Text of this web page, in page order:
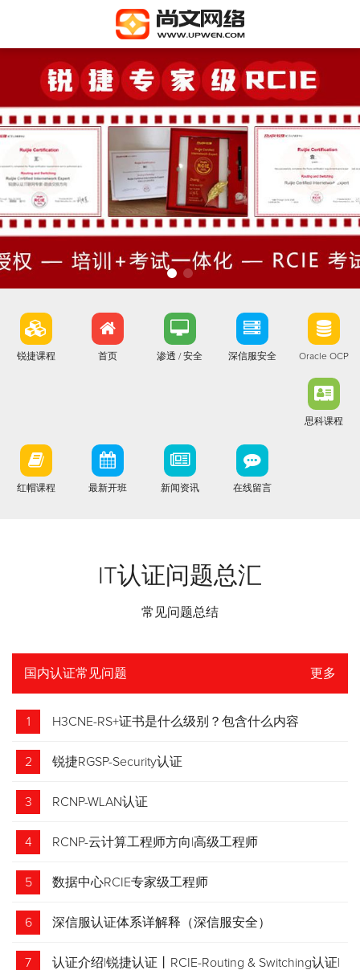
锐捷课程 首页 渗透 / 安全 深信服安全 Oracle OCP
思科课程
红帽课程 最新开班 新闻资讯 在线留言
IT认证问题总汇
常见问题总结
国内认证常见问题 更多
1 H3CNE-RS+证书是什么级别？包含什么内容
2 锐捷RGSP-Security认证
3 RCNP-WLAN认证
4 RCNP-云计算工程师方向|高级工程师
5 数据中心RCIE专家级工程师
6 深信服认证体系详解释（深信服安全）
7 认证介绍|锐捷认证丨RCIE-Routing & Switching认证|